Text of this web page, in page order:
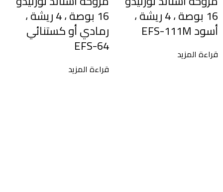
16 بوصة ، 4 ريشة ،
أسود EFS-111M
قراءة المزيد
16 بوصة ، 4 ريشة ،
رمادي أو كستنائي
EFS-64
قراءة المزيد